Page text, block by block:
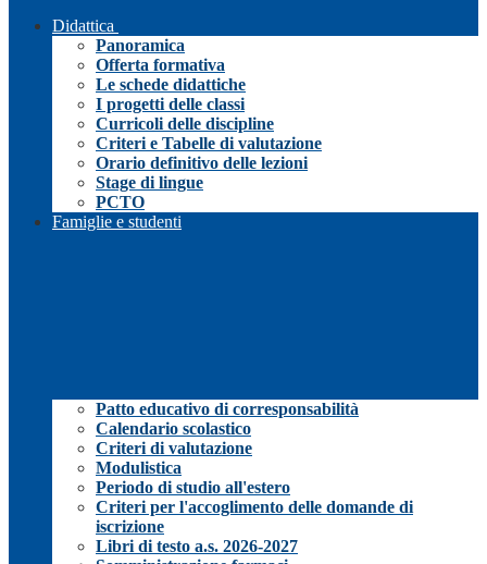
Didattica
Panoramica
Offerta formativa
Le schede didattiche
I progetti delle classi
Curricoli delle discipline
Criteri e Tabelle di valutazione
Orario definitivo delle lezioni
Stage di lingue
PCTO
Famiglie e studenti
Patto educativo di corresponsabilità
Calendario scolastico
Criteri di valutazione
Modulistica
Periodo di studio all'estero
Criteri per l'accoglimento delle domande di
iscrizione
Libri di testo a.s. 2026-2027